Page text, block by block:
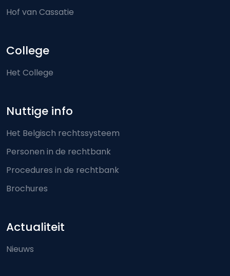
Hof van Cassatie
College
Het College
Nuttige info
Het Belgisch rechtssysteem
Personen in de rechtbank
Procedures in de rechtbank
Brochures
Actualiteit
Nieuws